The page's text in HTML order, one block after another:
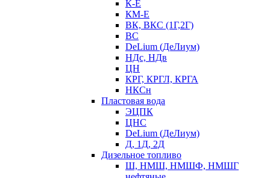
К-Е
КМ-Е
ВК, ВКС (1Г,2Г)
ВС
DeLium (ДеЛиум)
НДс, НДв
ЦН
КРГ, КРГЛ, КРГА
НКСн
Пластовая вода
ЭЦПК
ЦНС
DeLium (ДеЛиум)
Д, 1Д, 2Д
Дизельное топливо
Ш, НМШ, НМШФ, НМШГ